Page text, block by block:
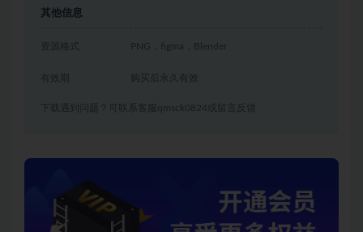
其他信息
资源格式 PNG，figma，Blender
有效期 购买后永久有效
下载遇到问题？可联系客服qmsck0824或留言反馈